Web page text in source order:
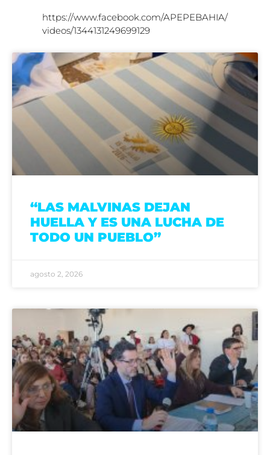
https://www.facebook.com/APEPEBAHIA/
videos/1344131249699129
“LAS MALVINAS DEJAN
HUELLA Y ES UNA LUCHA DE
TODO UN PUEBLO”
agosto 2, 2026